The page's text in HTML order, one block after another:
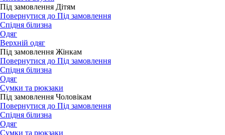
Під замовлення Дітям
Повернутися до Під замовлення
Спідня білизна
Одяг
Верхній одяг
Під замовлення Жінкам
Повернутися до Під замовлення
Спідня білизна
Одяг
Сумки та рюкзаки
Під замовлення Чоловікам
Повернутися до Під замовлення
Спідня білизна
Одяг
Сумки та рюкзаки